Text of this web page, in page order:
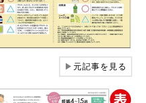
▶元記事を見る